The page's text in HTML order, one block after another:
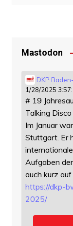
Mastodon
DKP
1/28/2025
# 19
Talking
Im Januar
Stuttgart. Er
Aufgaben
auch kurz
https://dkp-
2025/